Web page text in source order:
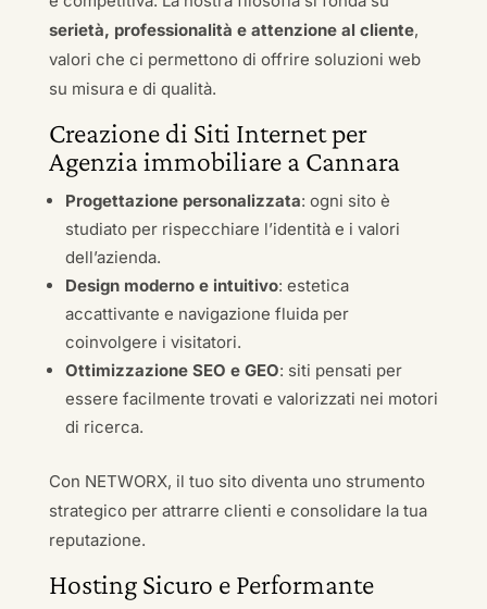
serietà, professionalità e attenzione al cliente,
valori che ci permettono di offrire soluzioni web
su misura e di qualità.
Creazione di Siti Internet per
Agenzia immobiliare a Cannara
Progettazione personalizzata: ogni sito è
studiato per rispecchiare l’identità e i valori
dell’azienda.
Design moderno e intuitivo: estetica
accattivante e navigazione fluida per
coinvolgere i visitatori.
Ottimizzazione SEO e GEO: siti pensati per
essere facilmente trovati e valorizzati nei motori
di ricerca.
Con NETWORX, il tuo sito diventa uno strumento
strategico per attrarre clienti e consolidare la tua
reputazione.
Hosting Sicuro e Performante